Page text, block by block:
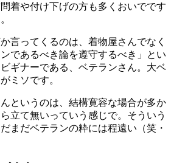
着や付け下げの方も多くおいでです
言ってくるのは、着物屋さんでなく
であるべき論を遵守するべき」とい
ギナーである、ベテランさん。大ベ
ミソです。
というのは、結構寛容な場合が多か
立て無いっていう感じで。そういう
まだベテランの粋には程遠い（笑・